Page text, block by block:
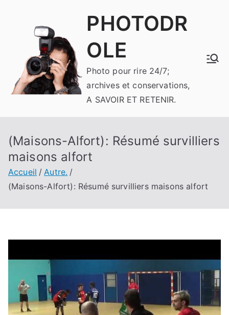
PHOTODR
OLE
Photo pour rire 24/7;
archives et conservations,
A SAVOIR ET RETENIR.
(Maisons-Alfort): Résumé survilliers
maisons alfort
Accueil
Autre.
(Maisons-Alfort): Résumé survilliers maisons alfort